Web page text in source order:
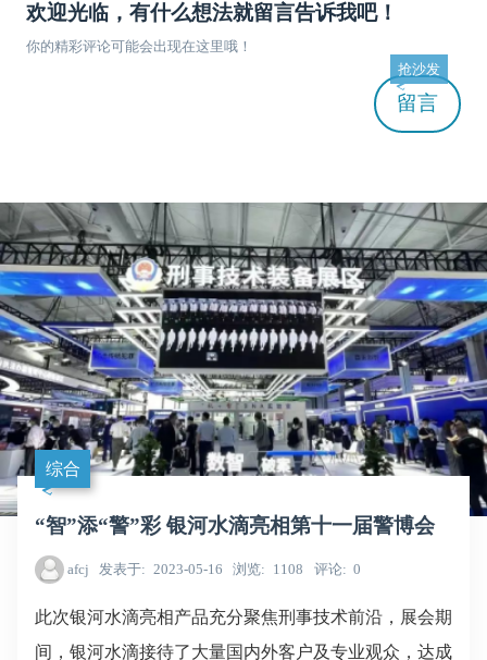
欢迎光临，有什么想法就留言告诉我吧！
你的精彩评论可能会出现在这里哦！
留言
抢沙发
综合
“智”添“警”彩 银河水滴亮相第十一届警博会
afcj 发表于 2023-05-16 浏览 1108 评论 0
此次银河水滴亮相产品充分聚焦刑事技术前沿，展会期
间，银河水滴接待了大量国内外客户及专业观众，达成